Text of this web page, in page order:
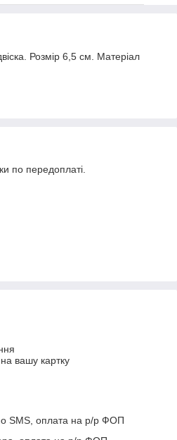
Розмір 6,5 см. Матеріал
по передоплаті.
вашу картку
по SMS, оплата на р/р ФОП